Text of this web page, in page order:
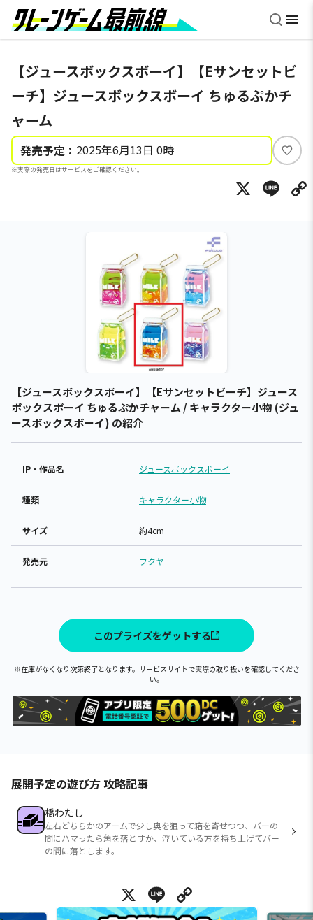
【ジュースボックスボーイ】【Eサンセットビ
ーチ】ジュースボックスボーイ ちゅるぷかチ
ャーム
発売予定： 2025年6月13日 0時
※実際の発売日はサービスをご確認ください。
い
ね
X
【ジュースボックスボーイ】【Eサンセットビーチ】ジュース
ボックスボーイ ちゅるぷかチャーム / キャラクター小物 (ジュ
ースボックスボーイ) の紹介
IP・作品名 ジュースボックスボーイ
種類 キャラクター小物
サイズ 約4cm
発売元 フクヤ
このプライズをゲットする
※在庫がなくなり次第終了となります。サービスサイトで実際の取り扱いを確認してくださ
い。
展開予定の遊び方 攻略記事
橋わたし
左右どちらかのアームで少し奥を狙って箱を寄せつつ、バーの
間にハマったら角を落とすか、浮いている方を持ち上げてバー
の間に落とします。
X Line